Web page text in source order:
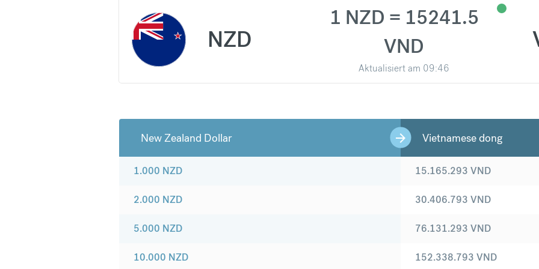
NZD
1 NZD = 15241.5
VND
Aktualisiert am 09:46
New Zealand Dollar Vietnamese dong
1.000 NZD
2.000 NZD
5.000 NZD
10.000 NZD
15.165.293 VND
30.406.793 VND
76.131.293 VND
152.338.793 VND